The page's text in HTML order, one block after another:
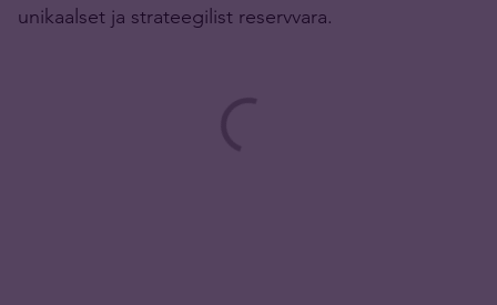
unikaalset ja strateegilist reservvara.